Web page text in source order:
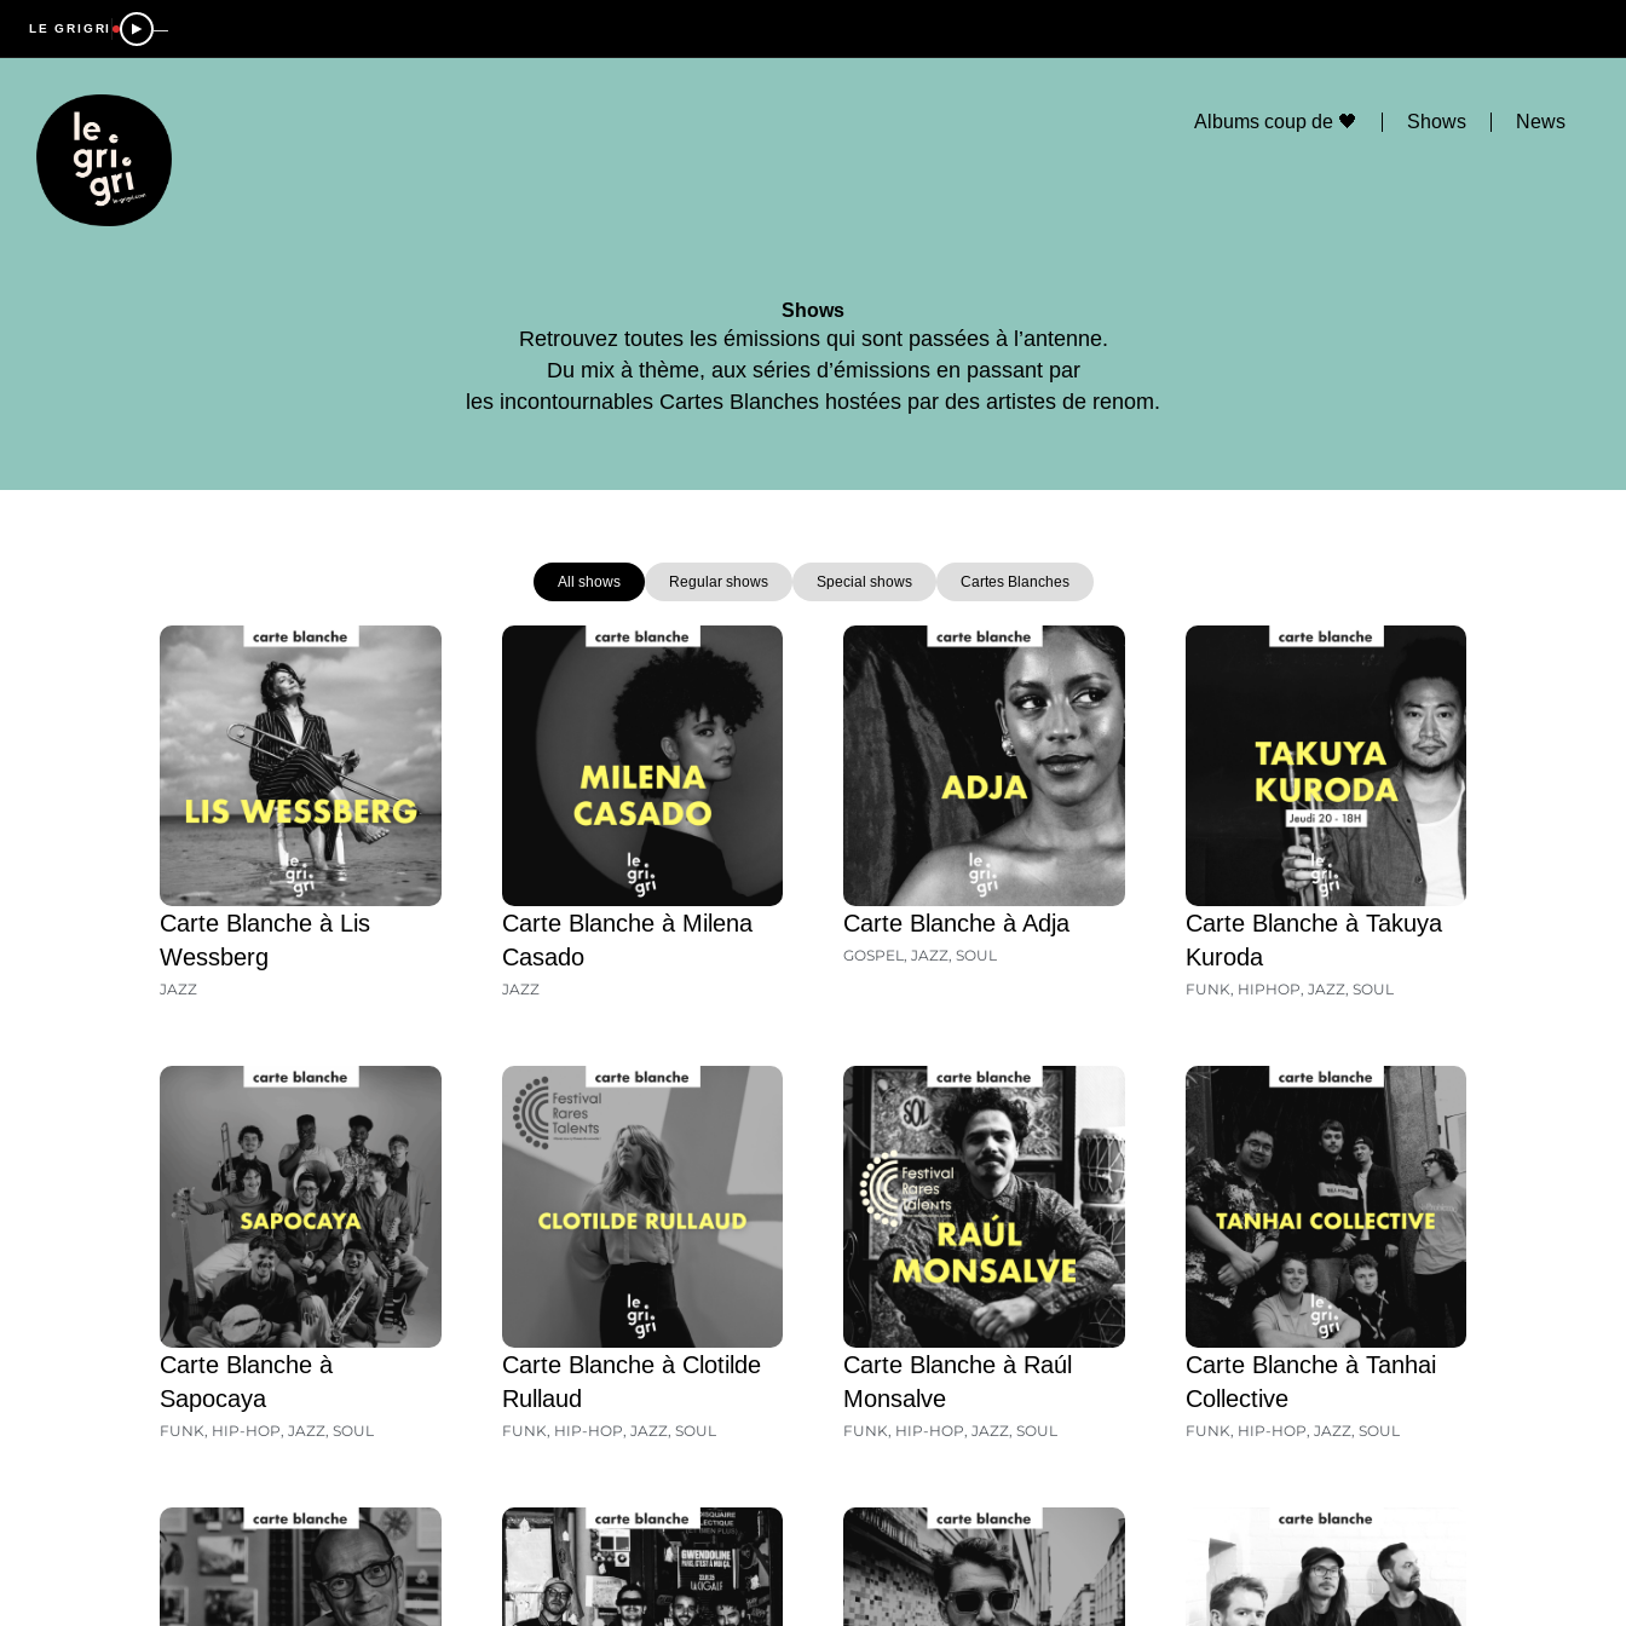
LE GRIGRI —
Albums coup de 🖤 Shows News
Shows
Retrouvez toutes les émissions qui sont passées à l’antenne.
Du mix à thème, aux séries d’émissions en passant par
les incontournables Cartes Blanches hostées par des artistes de renom.
All shows Regular shows Special shows Cartes Blanches
Carte Blanche à Lis
Wessberg
JAZZ
Carte Blanche à Milena
Casado
JAZZ
Carte Blanche à Adja
GOSPEL, JAZZ, SOUL
Carte Blanche à Takuya
Kuroda
FUNK, HIPHOP, JAZZ, SOUL
Carte Blanche à
Sapocaya
FUNK HIP-HOP JAZZ SOUL
Carte Blanche à Clotilde
Rullaud
FUNK HIP-HOP JAZZ SOUL
Carte Blanche à Raúl
Monsalve
FUNK HIP-HOP JAZZ SOUL
Carte Blanche à Tanhai
Collective
FUNK HIP-HOP JAZZ SOUL
PagePage Page